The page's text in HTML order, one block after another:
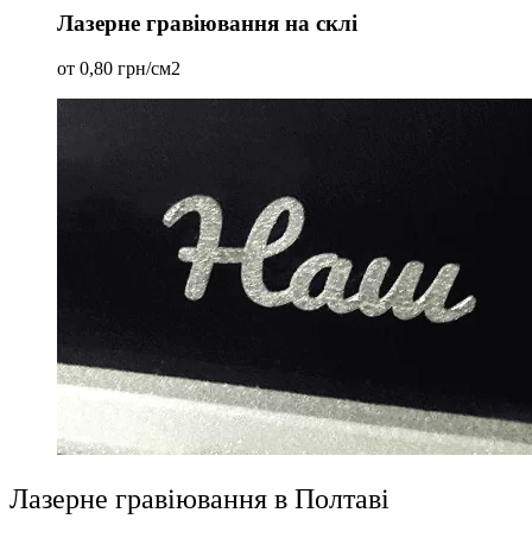
Лазерне гравіювання на склі
от 0,80 грн/см2
Лазерне гравіювання в Полтаві